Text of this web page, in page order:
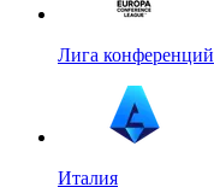
Лига конференций
Италия